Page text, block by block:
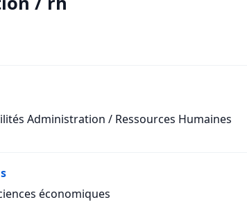
Administration / Ressources Humaines
économiques